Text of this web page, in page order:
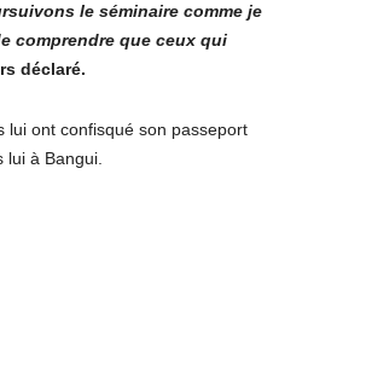
le séminaire comme je
comprendre que ceux qui
déclaré.
lui ont confisqué son passeport
à Bangui.